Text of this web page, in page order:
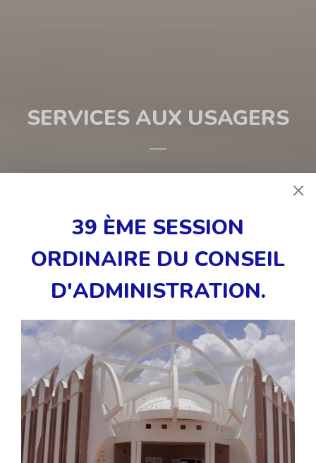
SERVICES AUX USAGERS
Agence Nationale de l’Aviation
Transport Aérien
39 ÈME SESSION
ORDINAIRE DU CONSEIL
D'ADMINISTRATION.